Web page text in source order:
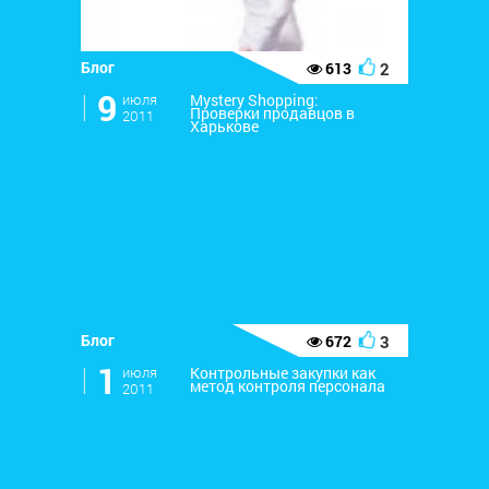
Блог 613 2
l 9 июля
2011
Mystery Shopping:
Проверки продавцов в
Харькове
Блог 672 3
l 1
июля
2011
Контрольные закупки как
метод контроля персонала